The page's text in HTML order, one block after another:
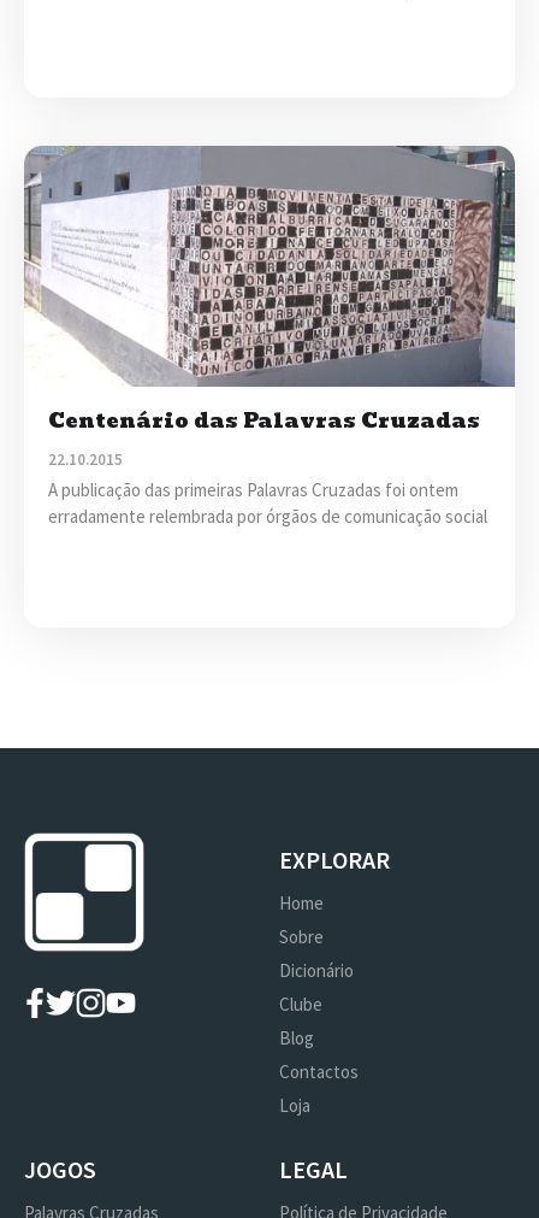
Centenário das Palavras Cruzadas
22.10.2015
A publicação das primeiras Palavras Cruzadas foi ontem
erradamente relembrada por órgãos de comunicação social
EXPLORAR
Home
Sobre
Dicionário
Clube
Blog
Contactos
Loja
JOGOS
Palavras Cruzadas
LEGAL
Política de Privacidade